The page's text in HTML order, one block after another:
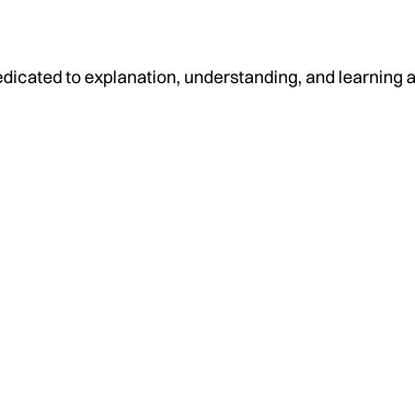
to explanation, understanding, and learning